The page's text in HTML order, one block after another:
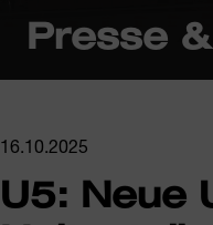
Presse
16.10.2025
U5: Neue